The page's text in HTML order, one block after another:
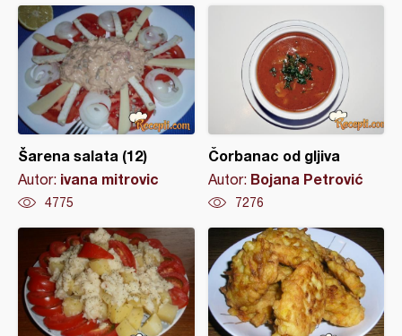
Šarena salata (12)
Autor: ivana mitrovic
4775
Čorbanac od gljiva
Autor: Bojana Petrović
7276